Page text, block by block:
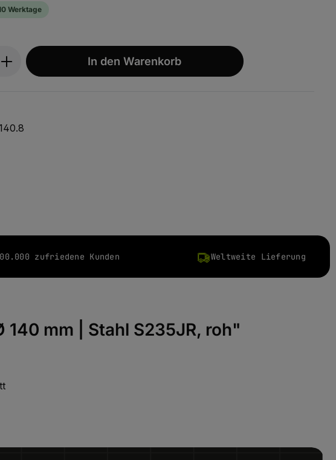
Werktage
den gewünschten Wert ein oder benutze
In den Warenkorb
zufriedene Kunden Weltweite Lieferung
mm | Stahl S235JR, roh"